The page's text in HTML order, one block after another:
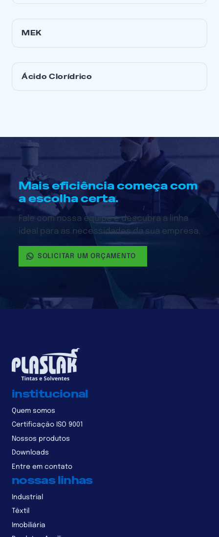
MEK
Ácido Clorídrico
Mais eficiência começa com
a escolha certa.
Fale com nossa equipe e descubra a linha
ideal para as necessidades da sua empresa.
SOLICITAR UM ORÇAMENTO
institucional
Quem somos
Certificação ISO 9001
Nossos produtos
Downloads
Entre em contato
nossas linhas
Industrial
Têxtil
Imobiliária